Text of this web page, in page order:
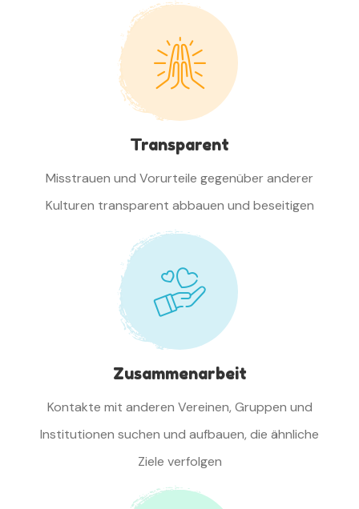
Transparent
Misstrauen und Vorurteile gegenüber anderer
Kulturen transparent abbauen und beseitigen
Zusammenarbeit
Kontakte mit anderen Vereinen, Gruppen und
Institutionen suchen und aufbauen, die ähnliche
Ziele verfolgen